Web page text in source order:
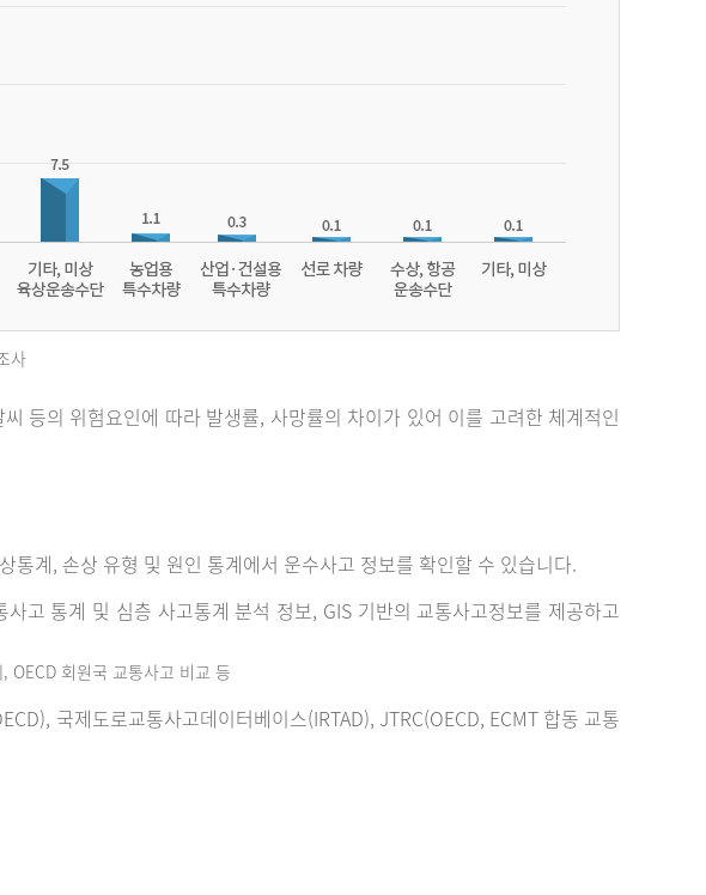
사
등의 위험요인에 따라 발생률, 사망률의 차이가 있어 이를 고려한 체계적인
통계, 손상 유형 및 원인 통계에서 운수사고 정보를 확인할 수 있습니다.
고 통계 및 심층 사고통계 분석 정보, GIS 기반의 교통사고정보를 제공하고
OECD 회원국 교통사고 비교 등
국제도로교통사고데이터베이스(IRTAD), JTRC(OECD, ECMT 합동 교통